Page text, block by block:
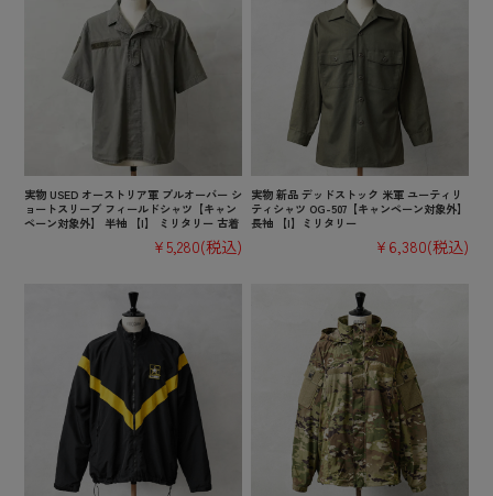
実物 USED オーストリア軍 プルオーバー シ
ョートスリーブ フィールドシャツ【キャン
ペーン対象外】 半袖 【I】 ミリタリー 古着
¥5,280(税込)
実物 新品 デッドストック 米軍 ユーティリ
ティシャツ OG-507【キャンペーン対象外】
長袖 【I】ミリタリー
¥6,380(税込)